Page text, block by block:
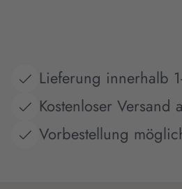
Lieferung innerhalb
Kostenloser Versand
Vorbestellung